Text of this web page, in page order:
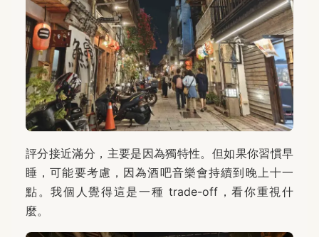
評分接近滿分，主要是因為獨特性。但如果你習慣早
睡，可能要考慮，因為酒吧音樂會持續到晚上十一
點。我個人覺得這是一種 trade-off，看你重視什
麼。